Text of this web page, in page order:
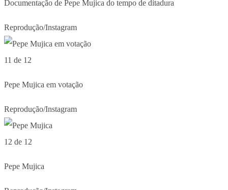
Documentação de Pepe Mujica do tempo de ditadura
Reprodução/Instagram
11 de 12
Pepe Mujica em votação
Reprodução/Instagram
12 de 12
Pepe Mujica